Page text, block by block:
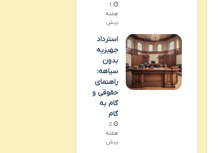
1
هفته
پیش
استرداد
جهیزیه
بدون
سیاهه:
راهنمای
حقوقی و
گام به
گام
2
هفته
پیش